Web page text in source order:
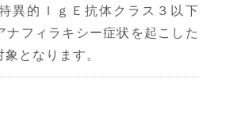
異的ＩｇＥ抗体クラス３以下
ナフィラキシー症状を起こした
となります。